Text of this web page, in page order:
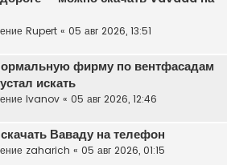
Rupert « 05 авг 2026, 13:51
фирму по вентфасадам
искать
Ivanov « 05 авг 2026, 12:46
Ваваду на телефон
zaharich « 05 авг 2026, 01:15